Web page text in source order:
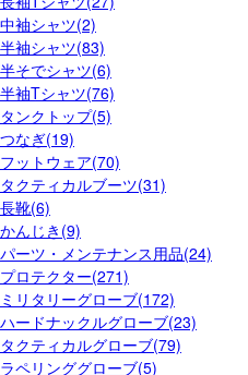
中袖シャツ(2)
半袖シャツ(83)
半そでシャツ(6)
半袖Tシャツ(76)
タンクトップ(5)
つなぎ(19)
フットウェア(70)
タクティカルブーツ(31)
長靴(6)
かんじき(9)
パーツ・メンテナンス用品(24)
プロテクター(271)
ミリタリーグローブ(172)
ハードナックルグローブ(23)
タクティカルグローブ(79)
ラペリンググローブ(5)